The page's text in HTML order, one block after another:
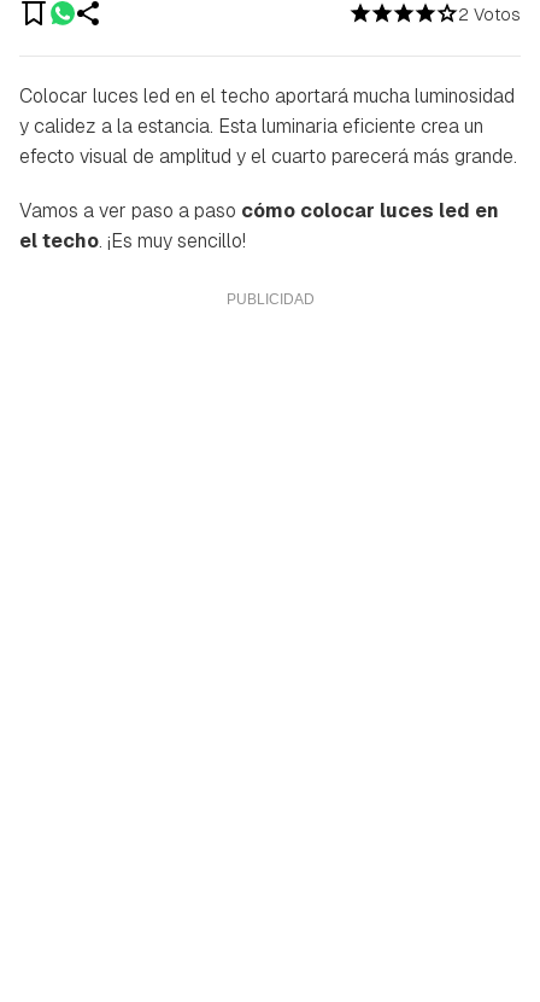
2 Votos
Colocar luces led en el techo aportará mucha luminosidad
y calidez a la estancia. Esta luminaria eficiente crea un
efecto visual de amplitud y el cuarto parecerá más grande.
Vamos a ver paso a paso cómo colocar luces led en
el techo. ¡Es muy sencillo!